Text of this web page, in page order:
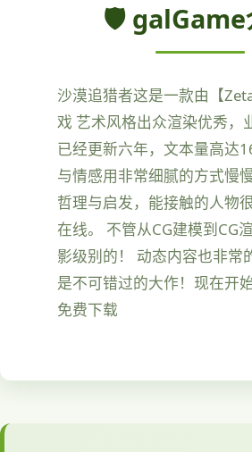
🛡️ galGame
沙漠追猎者这是一款由【
戏 艺术风格出众渲染优秀，
已经更新六年，文本量高达
与情感用非常细腻的方式慢
哲理与启发，能接触的人物
在线。 不管从CG建模到CG
影级别的！ 动态内容也非常
是不可错过的大作！现在开
免费下载